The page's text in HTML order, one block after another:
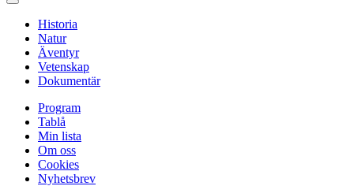
Historia
Natur
Äventyr
Vetenskap
Dokumentär
Program
Tablå
Min lista
Om oss
Cookies
Nyhetsbrev